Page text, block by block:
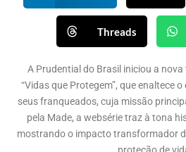
Threads
A Prudential do Brasil iniciou a
“Vidas que Protegem”, que enaltece
seus franqueados, cuja missão
pela Made, a websérie traz à tona
mostrando o impacto transformador